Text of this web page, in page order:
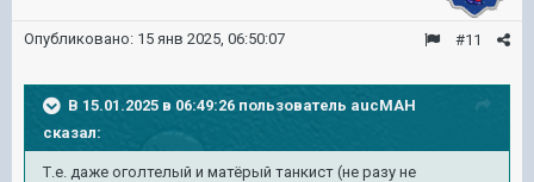
#11
Опубликовано: 15 янв 2025, 06:50:07
В 15.01.2025 в 06:49:26 пользователь aucMAH
сказал:
Т.е. даже оголтелый и матёрый танкист (не разу не